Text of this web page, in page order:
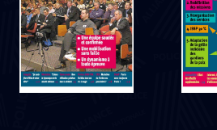
Juin 2006